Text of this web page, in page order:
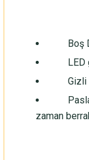
Boş
LED
Gizli
zaman